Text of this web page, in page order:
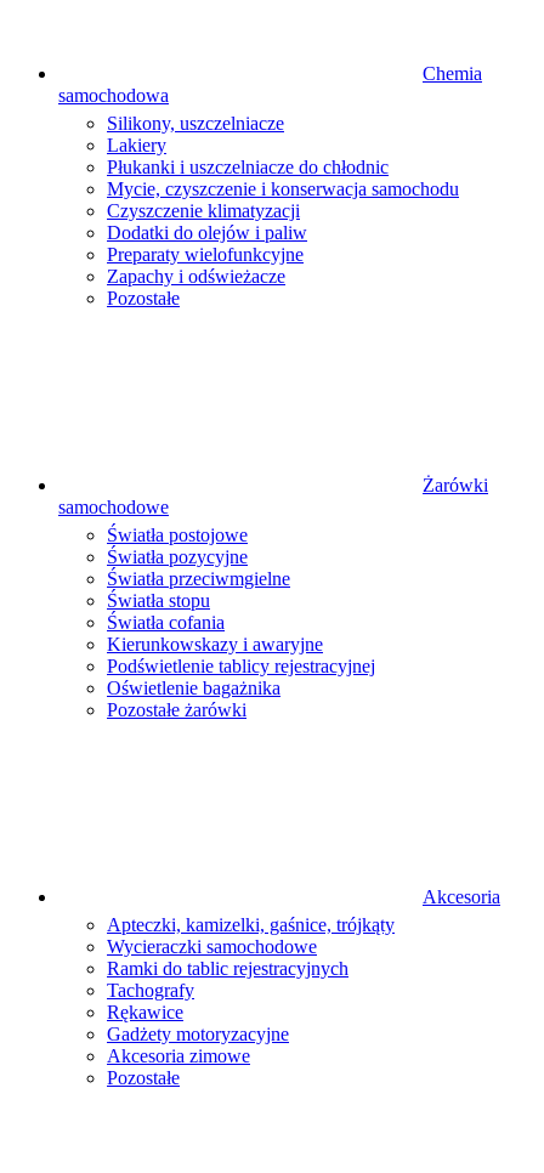
Chemia
samochodowa
Silikony, uszczelniacze
Lakiery
Płukanki i uszczelniacze do chłodnic
Mycie, czyszczenie i konserwacja samochodu
Czyszczenie klimatyzacji
Dodatki do olejów i paliw
Preparaty wielofunkcyjne
Zapachy i odświeżacze
Pozostałe
Żarówki
samochodowe
Światła postojowe
Światła pozycyjne
Światła przeciwmgielne
Światła stopu
Światła cofania
Kierunkowskazy i awaryjne
Podświetlenie tablicy rejestracyjnej
Oświetlenie bagażnika
Pozostałe żarówki
Akcesoria
Apteczki, kamizelki, gaśnice, trójkąty
Wycieraczki samochodowe
Ramki do tablic rejestracyjnych
Tachografy
Rękawice
Gadżety motoryzacyjne
Akcesoria zimowe
Pozostałe